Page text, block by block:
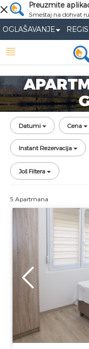
Preuzmite
Smeštaj na dohvat
OGLAŠAVANJE
Datumi Cena
Instant Rezervacija
Još Filtera
5 Apartmana
Dvosoban
Vinca,
boravak do 2
Beograd
Lokacija:
Beograd Grocka
Vidovdanska 2,
Vinca
Cena